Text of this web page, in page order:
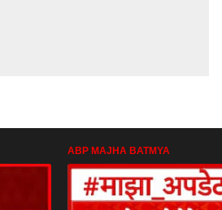
ABP MAJHA BATMYA